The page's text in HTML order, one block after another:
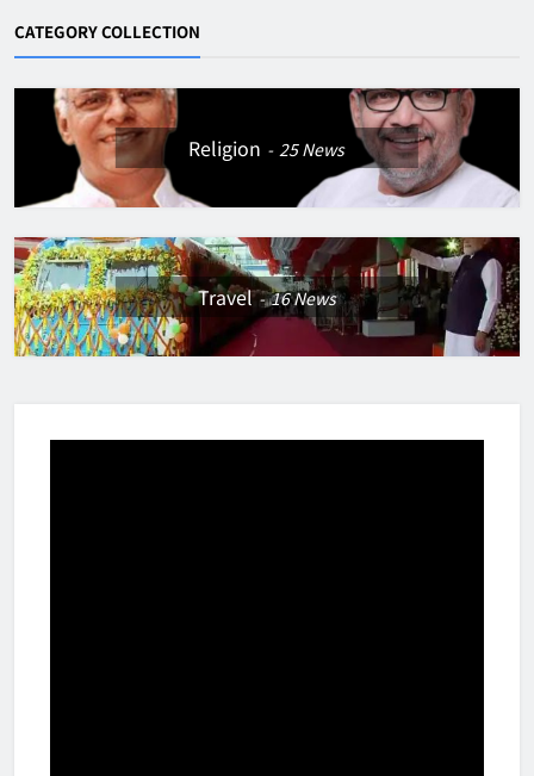
CATEGORY COLLECTION
Religion 25News
Travel 16News